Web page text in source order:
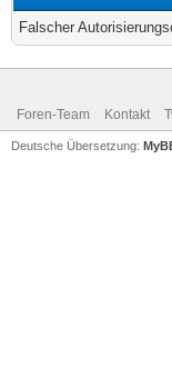
Falscher
Foren-Team Kontakt
Deutsche Übersetzung: